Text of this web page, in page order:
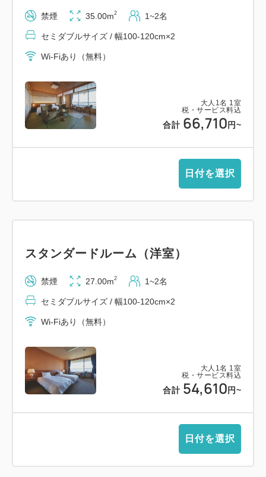
自然との共生を「遊びながら学べる」新感覚の展示が
魅力です。お子さまも大人も、発見と学びに満ちたひ
・ パルシェ 香りの館（車で約21分）
五感をととのえる“香りの楽園”。約100種類のハーブ
が育つ大農園や、大温室での香草観賞、香水づくり・
バスボム体験など、香りの世界をたっぷりと味わえる
癒しの施設。ご家族でも、カップルでも、やさしい香
りに包まれる時間をお楽しみいただけます。
色が魅力のスポット。春の菜の花や秋のコスモスをは
しい風に吹かれながら、淡路島の自然美を体感してく
ださい。
公共交通機関でお越しの場合、岩屋港・淡路IC・
北淡ICまで
お迎えにあがりますのでお申し付けください。
■注意事項■
苦手な食材やアレルギー等ございましたら事前にお申
大人 1 名 1 室
税・サービス料込
合計 66,710 円~
禁煙 35.00m2 1~2名
セミダブルサイズ / 幅100-120cm×2
Wi-Fiあり（無料）
日付を選択
大人 1 名 1 室
税・サービス料込
合計 54,610 円~
スタンダードルーム（洋室）
禁煙 27.00m2 1~2名
セミダブルサイズ / 幅100-120cm×2
Wi-Fiあり（無料）
日付を選択